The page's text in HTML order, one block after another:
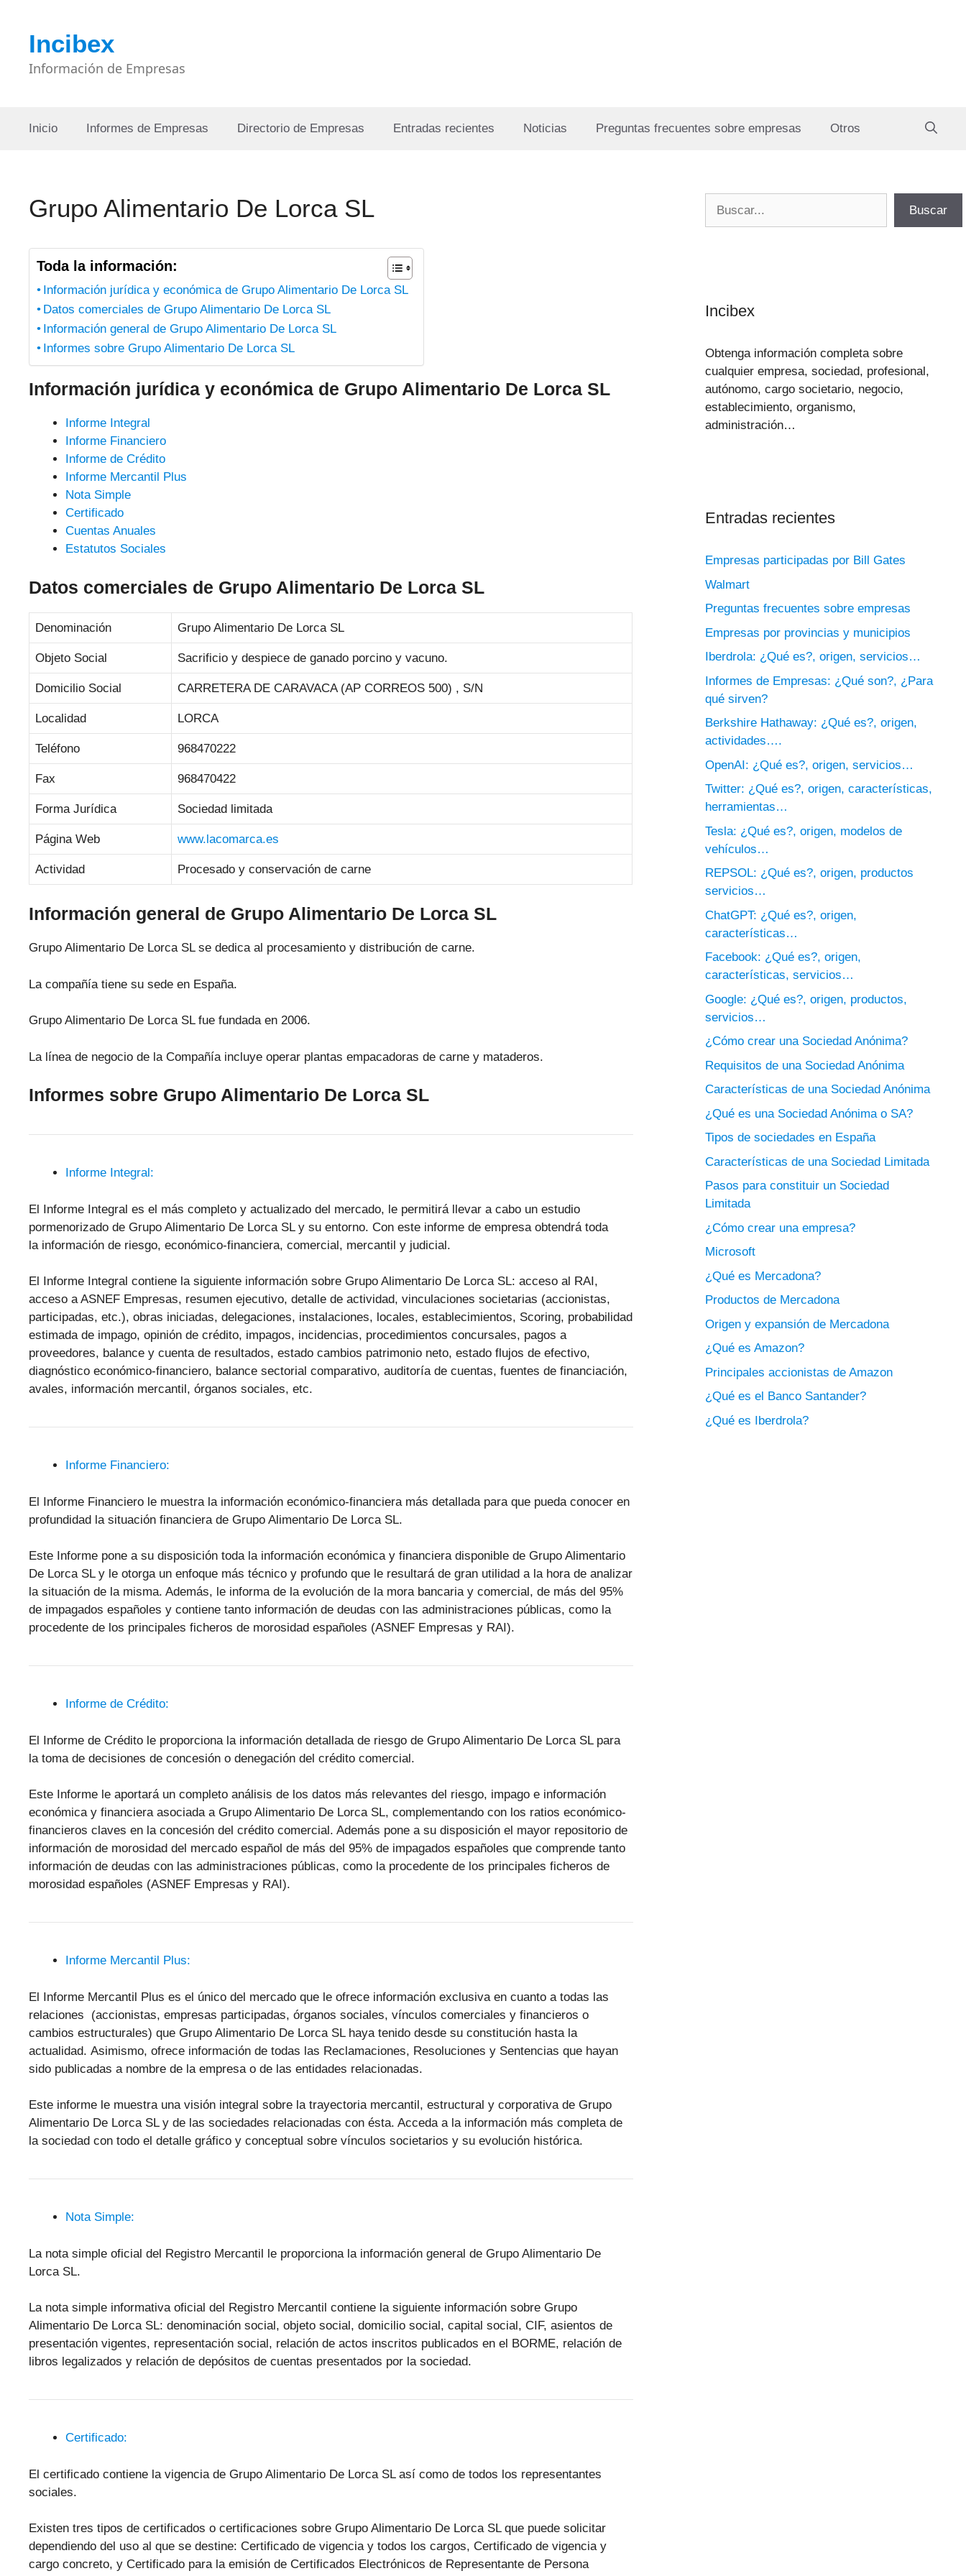
contenidoIncibex
Información de Empresas
Inicio Informes de Empresas Directorio de Empresas Entradas recientes Noticias Preguntas frecuentes sobre empresas Otros
Grupo Alimentario De Lorca SL
Toda la información:
Información jurídica y económica de Grupo Alimentario De Lorca SL
Datos comerciales de Grupo Alimentario De Lorca SL
Información general de Grupo Alimentario De Lorca SL
Informes sobre Grupo Alimentario De Lorca SL
Información jurídica y económica de Grupo Alimentario De Lorca SL
Informe Integral
Informe Financiero
Informe de Crédito
Informe Mercantil Plus
Nota Simple
Certificado
Cuentas Anuales
Estatutos Sociales
Datos comerciales de Grupo Alimentario De Lorca SL
Denominación Grupo Alimentario De Lorca SL
Objeto Social Sacrificio y despiece de ganado porcino y vacuno.
Domicilio Social CARRETERA DE CARAVACA (AP CORREOS 500) , S/N
Localidad LORCA
Teléfono 968470222
Fax 968470422
Forma Jurídica Sociedad limitada
Página Web www.lacomarca.es
Actividad Procesado y conservación de carne
Información general de Grupo Alimentario De Lorca SL
Grupo Alimentario De Lorca SL se dedica al procesamiento y distribución de carne.
La compañía tiene su sede en España.
Grupo Alimentario De Lorca SL fue fundada en 2006.
La línea de negocio de la Compañía incluye operar plantas empacadoras de carne y mataderos.
Informes sobre Grupo Alimentario De Lorca SL
Informe Integral:
El Informe Integral es el más completo y actualizado del mercado, le permitirá llevar a cabo un estudio
pormenorizado de Grupo Alimentario De Lorca SL y su entorno. Con este informe de empresa obtendrá toda
la información de riesgo, económico-financiera, comercial, mercantil y judicial.
El Informe Integral contiene la siguiente información sobre Grupo Alimentario De Lorca SL: acceso al RAI,
acceso a ASNEF Empresas, resumen ejecutivo, detalle de actividad, vinculaciones societarias (accionistas,
participadas, etc.), obras iniciadas, delegaciones, instalaciones, locales, establecimientos, Scoring, probabilidad
estimada de impago, opinión de crédito, impagos, incidencias, procedimientos concursales, pagos a
proveedores, balance y cuenta de resultados, estado cambios patrimonio neto, estado flujos de efectivo,
diagnóstico económico-financiero, balance sectorial comparativo, auditoría de cuentas, fuentes de financiación,
avales, información mercantil, órganos sociales, etc.
Informe Financiero:
El Informe Financiero le muestra la información económico-financiera más detallada para que pueda conocer en
profundidad la situación financiera de Grupo Alimentario De Lorca SL.
Este Informe pone a su disposición toda la información económica y financiera disponible de Grupo Alimentario
De Lorca SL y le otorga un enfoque más técnico y profundo que le resultará de gran utilidad a la hora de analizar
la situación de la misma. Además, le informa de la evolución de la mora bancaria y comercial, de más del 95%
de impagados españoles y contiene tanto información de deudas con las administraciones públicas, como la
procedente de los principales ficheros de morosidad españoles (ASNEF Empresas y RAI).
Informe de Crédito:
El Informe de Crédito le proporciona la información detallada de riesgo de Grupo Alimentario De Lorca SL para
la toma de decisiones de concesión o denegación del crédito comercial.
Este Informe le aportará un completo análisis de los datos más relevantes del riesgo, impago e información
económica y financiera asociada a Grupo Alimentario De Lorca SL, complementando con los ratios económico-
financieros claves en la concesión del crédito comercial. Además pone a su disposición el mayor repositorio de
información de morosidad del mercado español de más del 95% de impagados españoles que comprende tanto
información de deudas con las administraciones públicas, como la procedente de los principales ficheros de
morosidad españoles (ASNEF Empresas y RAI).
Informe Mercantil Plus:
El Informe Mercantil Plus es el único del mercado que le ofrece información exclusiva en cuanto a todas las
relaciones (accionistas, empresas participadas, órganos sociales, vínculos comerciales y financieros o
cambios estructurales) que Grupo Alimentario De Lorca SL haya tenido desde su constitución hasta la
actualidad. Asimismo, ofrece información de todas las Reclamaciones, Resoluciones y Sentencias que hayan
sido publicadas a nombre de la empresa o de las entidades relacionadas.
Este informe le muestra una visión integral sobre la trayectoria mercantil, estructural y corporativa de Grupo
Alimentario De Lorca SL y de las sociedades relacionadas con ésta. Acceda a la información más completa de
la sociedad con todo el detalle gráfico y conceptual sobre vínculos societarios y su evolución histórica.
Nota Simple:
La nota simple oficial del Registro Mercantil le proporciona la información general de Grupo Alimentario De
Lorca SL.
La nota simple informativa oficial del Registro Mercantil contiene la siguiente información sobre Grupo
Alimentario De Lorca SL: denominación social, objeto social, domicilio social, capital social, CIF, asientos de
presentación vigentes, representación social, relación de actos inscritos publicados en el BORME, relación de
libros legalizados y relación de depósitos de cuentas presentados por la sociedad.
Certificado:
El certificado contiene la vigencia de Grupo Alimentario De Lorca SL así como de todos los representantes
sociales.
Existen tres tipos de certificados o certificaciones sobre Grupo Alimentario De Lorca SL que puede solicitar
dependiendo del uso al que se destine: Certificado de vigencia y todos los cargos, Certificado de vigencia y
cargo concreto, y Certificado para la emisión de Certificados Electrónicos de Representante de Persona
Buscar
Incibex
Obtenga información completa sobre
cualquier empresa, sociedad, profesional,
autónomo, cargo societario, negocio,
establecimiento, organismo,
administración…
Entradas recientes
Empresas participadas por Bill Gates
Walmart
Preguntas frecuentes sobre empresas
Empresas por provincias y municipios
Iberdrola: ¿Qué es?, origen, servicios…
Informes de Empresas: ¿Qué son?, ¿Para
qué sirven?
Berkshire Hathaway: ¿Qué es?, origen,
actividades….
OpenAI: ¿Qué es?, origen, servicios…
Twitter: ¿Qué es?, origen, características,
herramientas…
Tesla: ¿Qué es?, origen, modelos de
vehículos…
REPSOL: ¿Qué es?, origen, productos
servicios…
ChatGPT: ¿Qué es?, origen,
características…
Facebook: ¿Qué es?, origen,
características, servicios…
Google: ¿Qué es?, origen, productos,
servicios…
¿Cómo crear una Sociedad Anónima?
Requisitos de una Sociedad Anónima
Características de una Sociedad Anónima
¿Qué es una Sociedad Anónima o SA?
Tipos de sociedades en España
Características de una Sociedad Limitada
Pasos para constituir un Sociedad
Limitada
¿Cómo crear una empresa?
Microsoft
¿Qué es Mercadona?
Productos de Mercadona
Origen y expansión de Mercadona
¿Qué es Amazon?
Principales accionistas de Amazon
¿Qué es el Banco Santander?
¿Qué es Iberdrola?